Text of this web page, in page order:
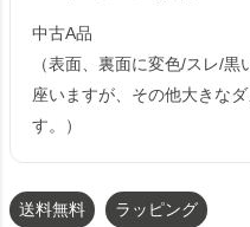
中古A品
（表面、裏面に変色/スレ/
座いますが、その他大きな
す。）
送料無料 ラッピング